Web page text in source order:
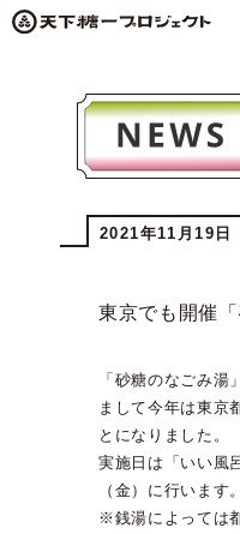
2021年11月19日
東京でも開催
「砂糖のなごみ湯
まして今年は東京
とになりました。
実施日は「いい風
（金）に行います。
※銭湯によっては